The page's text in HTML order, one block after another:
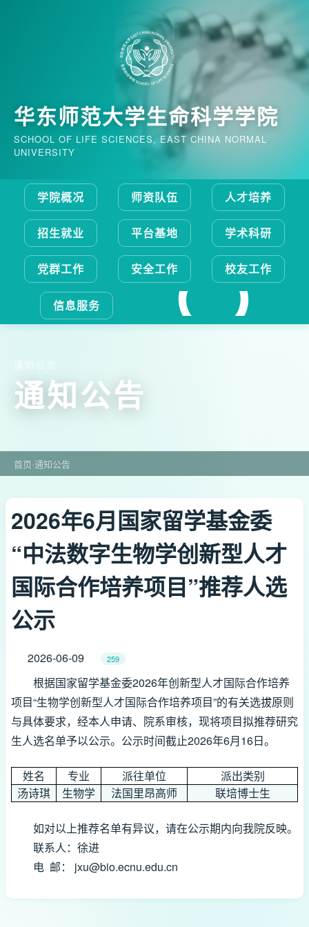
华东师范大学生命科学学院
SCHOOL OF LIFE SCIENCES, EAST CHINA NORMAL
UNIVERSITY
学院概况 师资队伍 人才培养
招生就业 平台基地 学术科研
党群工作 安全工作 校友工作
信息服务
通知公告
通知公告
首页›通知公告
2026年6月国家留学基金委
“中法数字生物学创新型人才
国际合作培养项目”推荐人选
公示
2026-06-09 259
根据国家留学基金委2026年创新型人才国际合作培养
项目“生物学创新型人才国际合作培养项目”的有关选拔原则
与具体要求，经本人申请、院系审核，现将项目拟推荐研究
生人选名单予以公示。公示时间截止2026年6月16日。
姓名 专业 派往单位
派出类别
汤诗琪
生物学 法国里昂高师 联培博士生
如对以上推荐名单有异议，请在公示期内向我院反映。
联系人：徐进
电 邮： jxu@bio.ecnu.edu.cn